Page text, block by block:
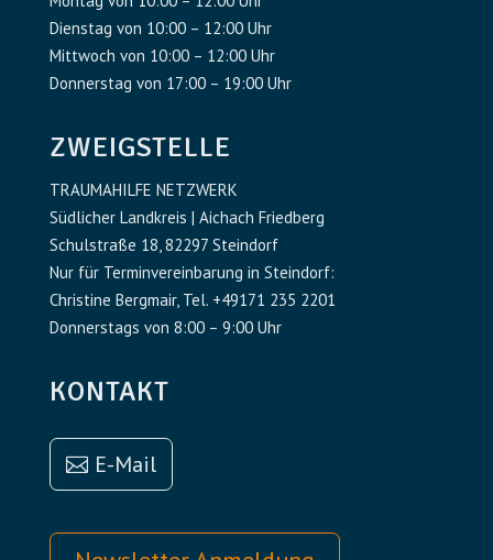
Dienstag von 10:00 – 12:00 Uhr
Mittwoch von 10:00 – 12:00 Uhr
Donnerstag von 17:00 – 19:00 Uhr
ZWEIGSTELLE
TRAUMAHILFE NETZWERK
Südlicher Landkreis | Aichach Friedberg
Schulstraße 18, 82297 Steindorf
Nur für Terminvereinbarung in Steindorf:
Christine Bergmair, Tel. +49171 235 2201
Donnerstags von 8:00 – 9:00 Uhr
KONTAKT
E-Mail